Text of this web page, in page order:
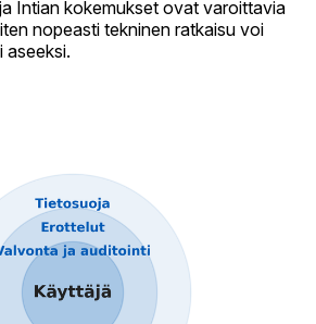
Intian kokemukset ovat varoittavia
nopeasti tekninen ratkaisu voi
aseeksi.